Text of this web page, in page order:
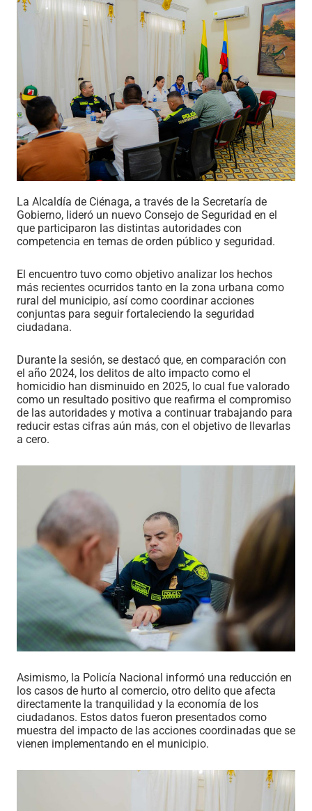
La Alcaldía de Ciénaga, a través de la Secretaría de
Gobierno, lideró un nuevo Consejo de Seguridad en el
que participaron las distintas autoridades con
competencia en temas de orden público y seguridad.
El encuentro tuvo como objetivo analizar los hechos
más recientes ocurridos tanto en la zona urbana como
rural del municipio, así como coordinar acciones
conjuntas para seguir fortaleciendo la seguridad
ciudadana.
Durante la sesión, se destacó que, en comparación con
el año 2024, los delitos de alto impacto como el
homicidio han disminuido en 2025, lo cual fue valorado
como un resultado positivo que reafirma el compromiso
de las autoridades y motiva a continuar trabajando para
reducir estas cifras aún más, con el objetivo de llevarlas
a cero.
Asimismo, la Policía Nacional informó una reducción en
los casos de hurto al comercio, otro delito que afecta
directamente la tranquilidad y la economía de los
ciudadanos. Estos datos fueron presentados como
muestra del impacto de las acciones coordinadas que se
vienen implementando en el municipio.